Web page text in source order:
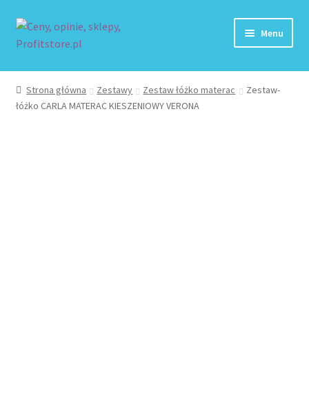
Przejdź
do
Przejdź
do
Menu
Strona główna
Blog
Strona główna Zestawy Zestaw łóżko materac
Zestaw-
łóżko CARLA MATERAC KIESZENIOWY VERONA